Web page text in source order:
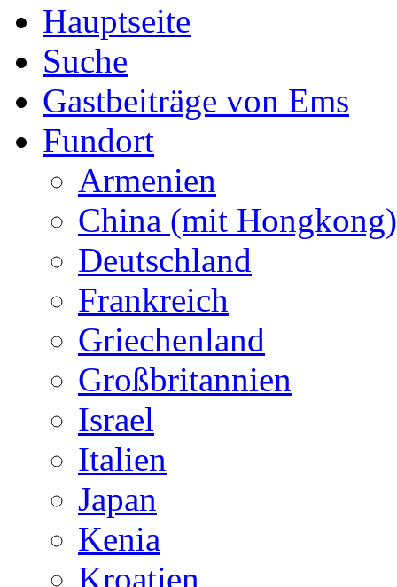
Hauptseite
Suche
Gastbeiträge von Ems
Fundort
Armenien
China (mit Hongkong)
Deutschland
Frankreich
Griechenland
Großbritannien
Israel
Italien
Japan
Kenia
Kroatien